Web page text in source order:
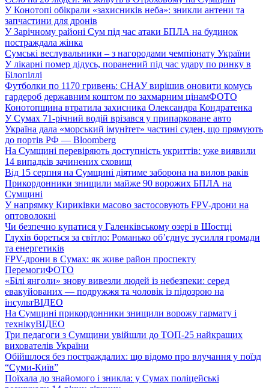
У Конотопі обікрали «захисників неба»: зникли антени та
запчастини для дронів
У Зарічному районі Сум під час атаки БПЛА на будинок
постраждала жінка
Сумські веслувальники – з нагородами чемпіонату України
У лікарні помер дідусь, поранений під час удару по ринку в
Білопіллі
Футболки по 1170 гривень: СНАУ вирішив оновити комусь
гардероб державним коштом по захмарним цінамФОТО
Конотопщина втратила захисника Олександра Кондратенка
У Сумах 71-річний водій врізався у припарковане авто
Україна дала «морський імунітет» частині суден, що прямують
до портів РФ — Bloomberg
На Сумщині перевіряють доступність укриттів: уже виявили
14 випадків зачинених сховищ
Від 15 серпня на Сумщині діятиме заборона на вилов раків
Прикордонники знищили майже 90 ворожих БПЛА на
Сумщині
У напрямку Кириківки масово застосовують FPV-дрони на
оптоволокні
Чи безпечно купатися у Галенківському озері в Шостці
Глухів бореться за світло: Романько об’єднує зусилля громади
та енергетиків
FPV-дрони в Сумах: як живе район проспекту
ПеремогиФОТО
«Білі янголи» знову вивезли людей із небезпеки: серед
евакуйованих — подружжя та чоловік із підозрою на
інсультВІДЕО
На Сумщині прикордонники знищили ворожу гармату і
технікуВІДЕО
Три педагоги з Сумщини увійшли до ТОП-25 найкращих
вихователів України
Обійшлося без постраждалих: що відомо про влучання у поїзд
“Суми-Київ”
Поїхала до знайомого і зникла: у Сумах поліцейські